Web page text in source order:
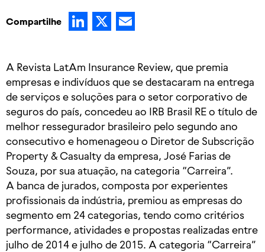
Compartilhe LinkedIn
X
​A Revista LatAm Insurance Review, que premia
empresas e indivíduos que se destacaram na entrega
de serviços e soluções para o setor corporativo de
seguros do país, concedeu ao IRB Brasil RE o título de
melhor ressegurador brasileiro pelo segundo ano
consecutivo e homenageou o Diretor de Subscrição
Property & Casualty da empresa, José Farias de
Souza, por sua atuação, na categoria “Carreira”.
A banca de jurados, composta por experientes
profissionais da indústria, premiou as empresas do
segmento em 24 categorias, tendo como critérios
performance, atividades e propostas realizadas entre
julho de 2014 e julho de 2015. A categoria “Carreira”